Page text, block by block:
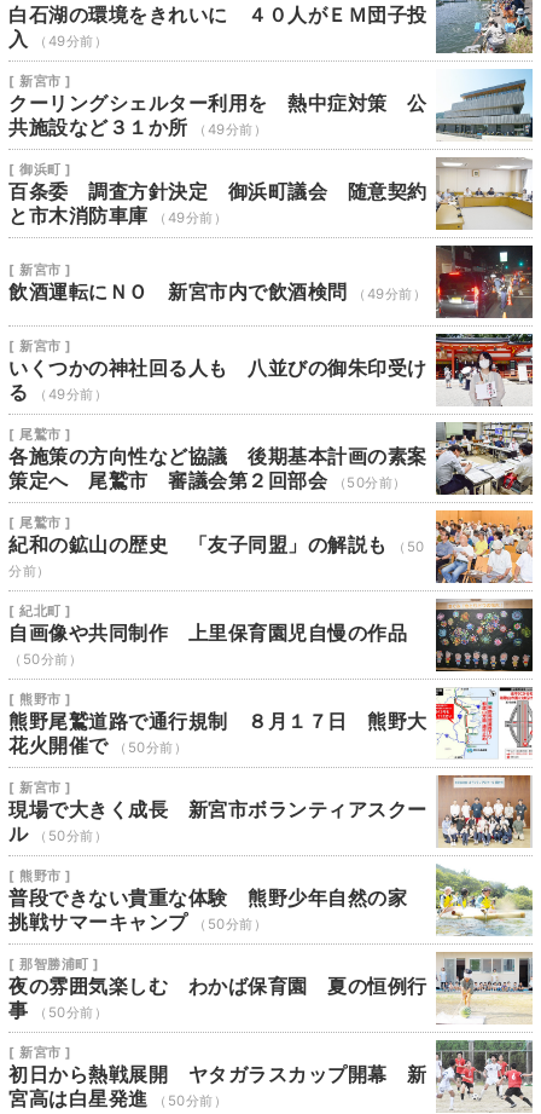
白石湖の環境をきれいに ４０人がＥＭ団子投
入
（49分前）
[ 新宮市 ]
クーリングシェルター利用を 熱中症対策 公
共施設など３１か所
（49分前）
[ 御浜町 ]
百条委 調査方針決定 御浜町議会 随意契約
と市木消防車庫
（49分前）
[ 新宮市 ]
飲酒運転にＮＯ 新宮市内で飲酒検問 （49分前）
[ 新宮市 ]
いくつかの神社回る人も 八並びの御朱印受け
る
（49分前）
[ 尾鷲市 ]
各施策の方向性など協議 後期基本計画の素案
策定へ 尾鷲市 審議会第２回部会
（50分前）
[ 尾鷲市 ]
紀和の鉱山の歴史 「友子同盟」の解説も
（50
分前）
[ 紀北町 ]
自画像や共同制作 上里保育園児自慢の作品
（50分前）
[ 熊野市 ]
熊野尾鷲道路で通行規制 ８月１７日 熊野大
花火開催で
（50分前）
[ 新宮市 ]
現場で大きく成長 新宮市ボランティアスクー
ル
（50分前）
[ 熊野市 ]
普段できない貴重な体験 熊野少年自然の家
挑戦サマーキャンプ
（50分前）
[ 那智勝浦町 ]
夜の雰囲気楽しむ わかば保育園 夏の恒例行
事
（50分前）
[ 新宮市 ]
初日から熱戦展開 ヤタガラスカップ開幕 新
宮高は白星発進
（50分前）